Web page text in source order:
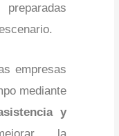
empresas
mediante
y